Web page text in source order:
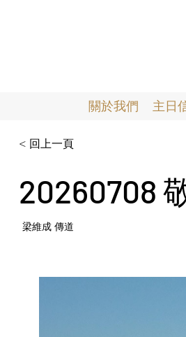
關於我們 主日
< 回上一頁
20260708
梁維成 傳道